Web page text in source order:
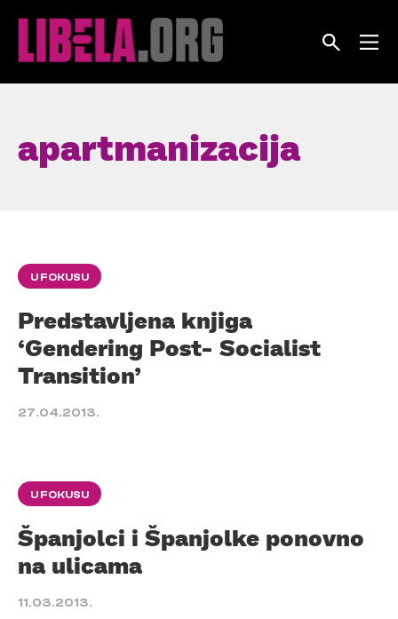
apartmanizacija
U FOKUSU
Predstavljena knjiga
‘Gendering Post- Socialist
Transition’
27.04.2013.
U FOKUSU
Španjolci i Španjolke ponovno
na ulicama
11.03.2013.